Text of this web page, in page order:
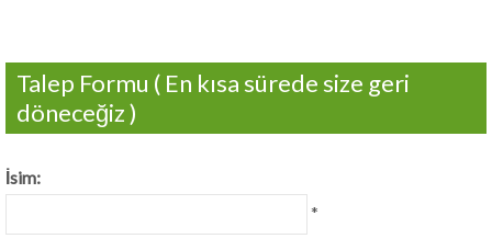
Talep Formu ( En kısa sürede size geri
döneceğiz )
İsim:
*